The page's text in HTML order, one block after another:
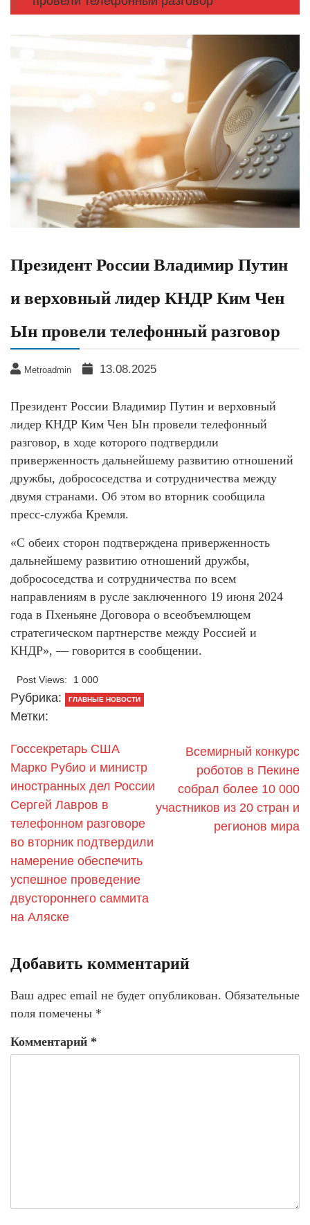
Президент России Владимир Путин
и верховный лидер КНДР Ким Чен
Ын провели телефонный разговор
Metroadmin 13.08.2025
Президент России Владимир Путин и верховный
лидер КНДР Ким Чен Ын провели телефонный
разговор, в ходе которого подтвердили
приверженность дальнейшему развитию отношений
дружбы, добрососедства и сотрудничества между
двумя странами. Об этом во вторник сообщила
пресс-служба Кремля.
«С обеих сторон подтверждена приверженность
дальнейшему развитию отношений дружбы,
добрососедства и сотрудничества по всем
направлениям в русле заключенного 19 июня 2024
года в Пхеньяне Договора о всеобъемлющем
стратегическом партнерстве между Россией и
КНДР», — говорится в сообщении.
Post Views: 1 000
Рубрика: ГЛАВНЫЕ НОВОСТИ
Метки:
Госсекретарь США
Марко Рубио и министр
иностранных дел России
Сергей Лавров в
телефонном разговоре
во вторник подтвердили
намерение обеспечить
успешное проведение
двустороннего саммита
на Аляске
Всемирный конкурс
роботов в Пекине
собрал более 10 000
участников из 20 стран и
регионов мира
Добавить комментарий
Ваш адрес email не будет опубликован. Обязательные
поля помечены *
Комментарий *